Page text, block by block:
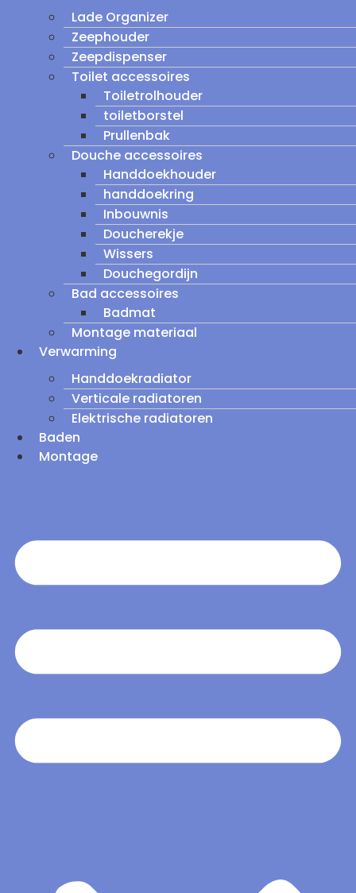
Lade Organizer
Zeephouder
Zeepdispenser
Toilet accessoires
Toiletrolhouder
toiletborstel
Prullenbak
Douche accessoires
Handdoekhouder
handdoekring
Inbouwnis
Doucherekje
Wissers
Douchegordijn
Bad accessoires
Badmat
Montage materiaal
Verwarming
Handdoekradiator
Verticale radiatoren
Elektrische radiatoren
Baden
Montage